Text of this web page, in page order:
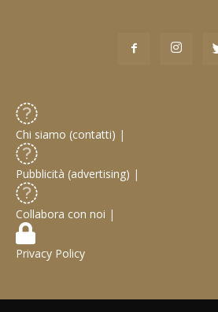
Chi siamo (contatti) |
Pubblicità (advertising) |
Collabora con noi |
Privacy Policy